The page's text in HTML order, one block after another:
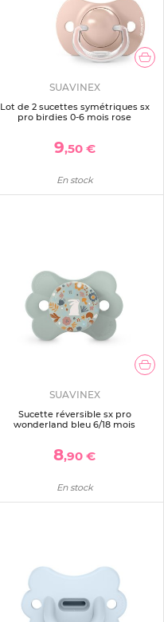
SUAVINEX
Lot de 2 sucettes symétriques sx
pro birdies 0-6 mois rose
9,50 €
En stock
SUAVINEX
Sucette réversible sx pro
wonderland bleu 6/18 mois
8,90 €
En stock